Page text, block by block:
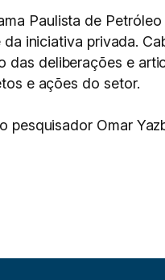
Paulista de
iniciativa privada.
das deliberações e
e ações do setor.
pesquisador Omar